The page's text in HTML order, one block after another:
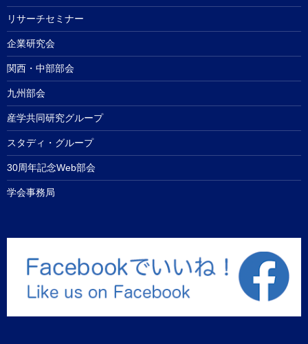
リサーチセミナー
企業研究会
関西・中部部会
九州部会
産学共同研究グループ
スタディ・グループ
30周年記念Web部会
学会事務局